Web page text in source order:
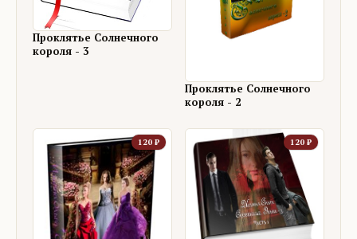
Проклятье Солнечного
короля - 3
Проклятье Солнечного
короля - 2
120 ₽ 120 ₽